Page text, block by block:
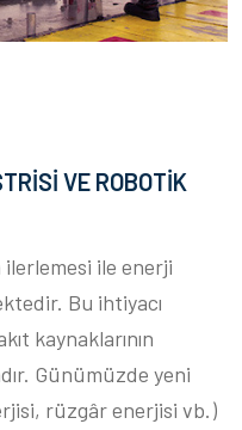
VE ROBOTİK
ile enerji
Bu ihtiyacı
kaynaklarının
Günümüzde yeni
rüzgâr enerjisi vb.)